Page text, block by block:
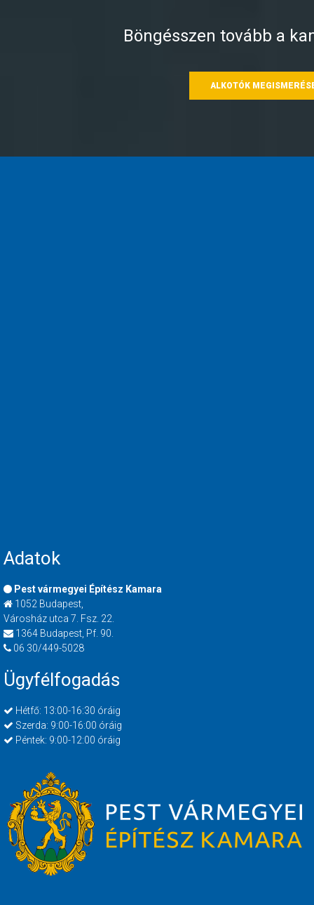
Böngésszen tovább a
ALKOTÓK
Adatok
Pest vármegyei Építész Kamara
1052 Budapest,
Városház utca 7. Fsz. 22.
1364 Budapest, Pf. 90.
06 30/449-5028
Ügyfélfogadás
Hétfő: 13:00-16:30 óráig
Szerda: 9:00-16:00 óráig
Péntek: 9:00-12:00 óráig